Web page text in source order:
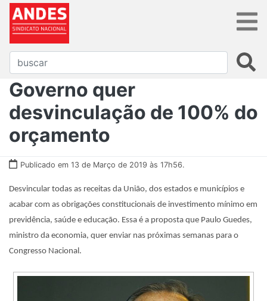
Governo quer
desvinculação de 100% do
orçamento
Publicado em 13 de Março de 2019 às 17h56.
Desvincular todas as receitas da União, dos estados e municípios e
acabar com as obrigações constitucionais de investimento mínimo em
previdência, saúde e educação. Essa é a proposta que Paulo Guedes,
ministro da economia, quer enviar nas próximas semanas para o
Congresso Nacional.